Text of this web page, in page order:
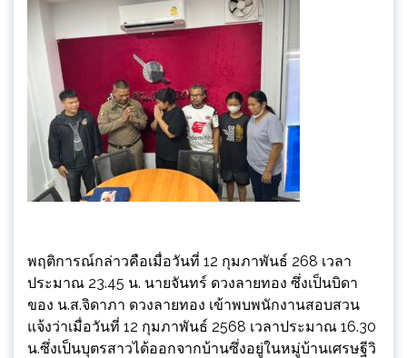
พฤติการณ์กล่าวคือเมื่อวันที่ 12 กุมภาพันธ์ 268 เวลา
ประมาณ 23.45 น. นายจันทร์ ดวงลายทอง ซึ่งเป็นบิดา
ของ น.ส.จิดาภา ดวงลายทอง เข้าพบพนักงานสอบสวน
แจ้งว่าเมื่อวันที่ 12 กุมภาพันธ์ 2568 เวลาประมาณ 16.30
น.ซึ่งเป็นบุตรสาวได้ออกจากบ้านซึ่งอยู่ในหมู่บ้านเศรษฐีวิ